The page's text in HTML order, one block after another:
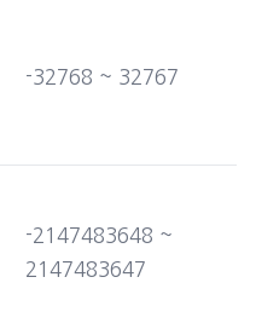
-32768 ~ 32767
-2147483648 ~
2147483647